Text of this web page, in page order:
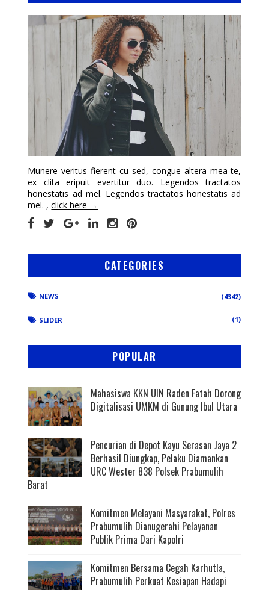
Munere veritus fierent cu sed, congue altera mea te,
ex clita eripuit evertitur duo. Legendos tractatos
honestatis ad mel. Legendos tractatos honestatis ad
mel. ,click here →
CATEGORIES
NEWS (4342)
SLIDER (1)
POPULAR
Mahasiswa KKN UIN Raden Fatah Dorong
Digitalisasi UMKM di Gunung Ibul Utara
Pencurian di Depot Kayu Serasan Jaya 2
Berhasil Diungkap, Pelaku Diamankan
URC Wester 838 Polsek Prabumulih
Barat
Komitmen Melayani Masyarakat, Polres
Prabumulih Dianugerahi Pelayanan
Publik Prima Dari Kapolri
Komitmen Bersama Cegah Karhutla,
Prabumulih Perkuat Kesiapan Hadapi